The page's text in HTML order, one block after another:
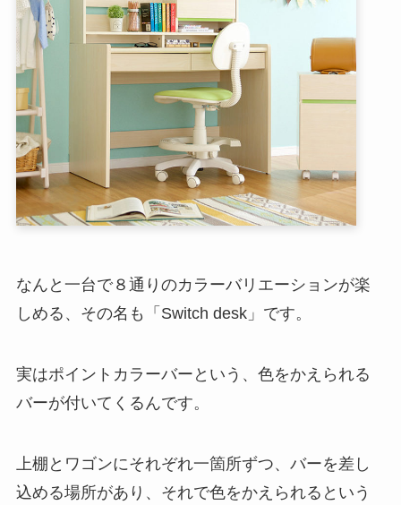
なんと一台で８通りのカラーバリエーションが楽
しめる、その名も「Switch desk」です。
実はポイントカラーバーという、色をかえられる
バーが付いてくるんです。
上棚とワゴンにそれぞれ一箇所ずつ、バーを差し
込める場所があり、それで色をかえられるという